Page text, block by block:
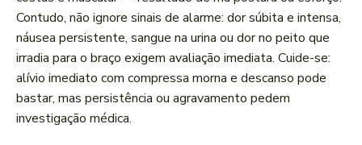
Contudo, não ignore sinais de alarme: dor súbita e intensa,
náusea persistente, sangue na urina ou dor no peito que
irradia para o braço exigem avaliação imediata. Cuide-se:
alívio imediato com compressa morna e descanso pode
bastar, mas persistência ou agravamento pedem
investigação médica.